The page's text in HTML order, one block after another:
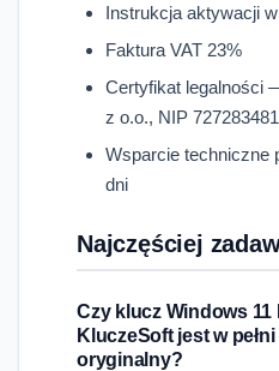
Instrukcja aktywacji
Faktura VAT 23%
Certyfikat legalności
z o.o., NIP
Wsparcie techniczne
dni
Najczęściej
Czy klucz Windows 11
KluczeSoft jest w
oryginalny?